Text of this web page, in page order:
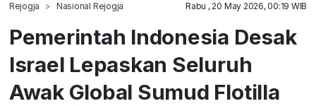
Rejogja Nasional Rejogja Rabu , 20 May 2026, 00:19 WIB
Pemerintah Indonesia Desak
Israel Lepaskan Seluruh
Awak Global Sumud Flotilla